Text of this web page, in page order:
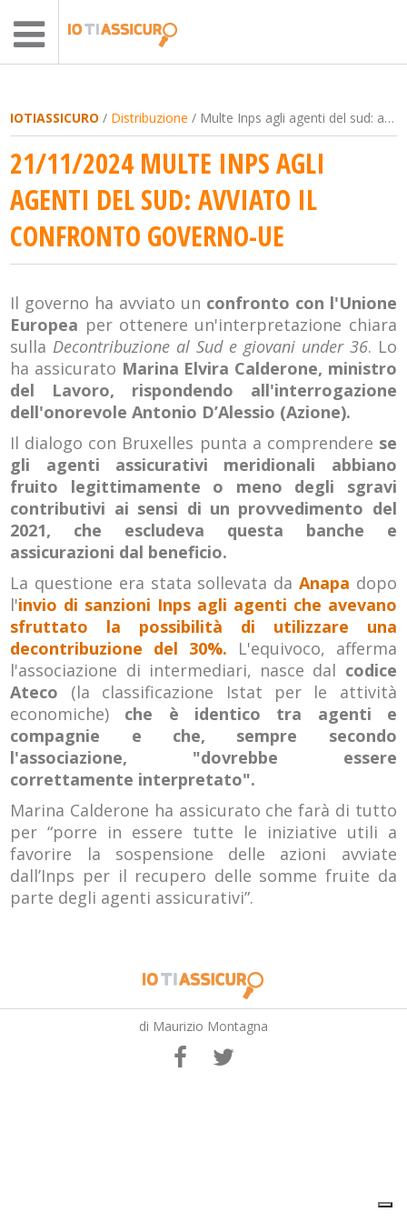
IOTIASSICURO / Distribuzione / Multe Inps agli agenti del sud: avviato il confronto governo-Ue
21/11/2024 MULTE INPS AGLI
AGENTI DEL SUD: AVVIATO IL
CONFRONTO GOVERNO-UE
Il governo ha avviato un confronto con l'Unione
Europea per ottenere un'interpretazione chiara
sulla Decontribuzione al Sud e giovani under 36. Lo
ha assicurato Marina Elvira Calderone, ministro
del Lavoro, rispondendo all'interrogazione
dell'onorevole Antonio D’Alessio (Azione).
Il dialogo con Bruxelles punta a comprendere se
gli agenti assicurativi meridionali abbiano
fruito legittimamente o meno degli sgravi
contributivi ai sensi di un provvedimento del
2021, che escludeva questa banche e
assicurazioni dal beneficio.
La questione era stata sollevata da Anapa dopo
l'invio di sanzioni Inps agli agenti che avevano
sfruttato la possibilità di utilizzare una
decontribuzione del 30%. L'equivoco, afferma
l'associazione di intermediari, nasce dal codice
Ateco (la classificazione Istat per le attività
economiche) che è identico tra agenti e
compagnie e che, sempre secondo
l'associazione, "dovrebbe essere
correttamente interpretato".
Marina Calderone ha assicurato che farà di tutto
per “porre in essere tutte le iniziative utili a
favorire la sospensione delle azioni avviate
dall’Inps per il recupero delle somme fruite da
parte degli agenti assicurativi”.
di Maurizio Montagna